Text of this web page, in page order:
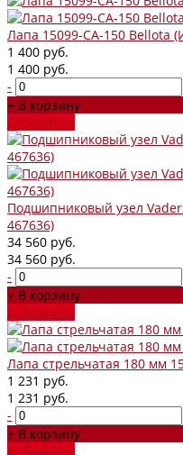
Лапа 15099-СА-150 Bellota
1 400 руб.
1 400 руб.
-
+ В корзину
Добавлено
Подшипниковый узел
467636)
34 560 руб.
34 560 руб.
-
+ В корзину
Добавлено
Лапа стрельчатая 180 мм
1 231 руб.
1 231 руб.
-
+ В корзину
Добавлено